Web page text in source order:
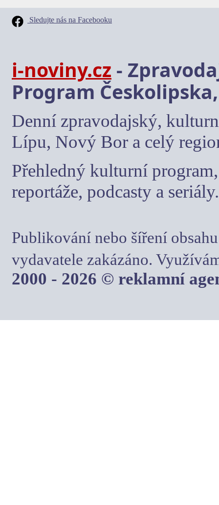
Sledujte nás na Facebooku
i-noviny.cz -
Program
Denní zpravodajský,
Lípu, Nový Bor a celý
Přehledný kulturní
reportáže, podcasty a seriály.
Publikování nebo šíření
vydavatele zakázáno.
2000 - 2026 © reklamní